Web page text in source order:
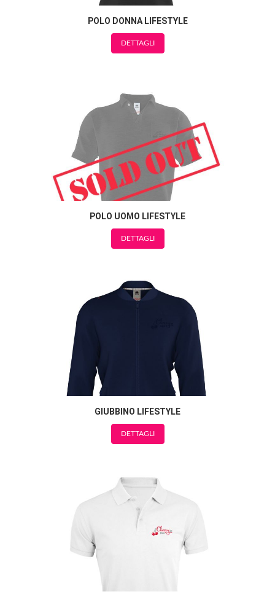
POLO DONNA LIFESTYLE
DETTAGLI
POLO UOMO LIFESTYLE
DETTAGLI
GIUBBINO LIFESTYLE
DETTAGLI